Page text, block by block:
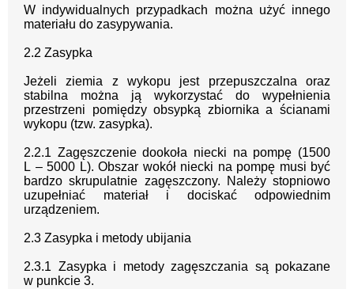
W indywidualnych przypadkach można użyć innego
materiału do zasypywania.
2.2 Zasypka
Jeżeli ziemia z wykopu jest przepuszczalna oraz
stabilna można ją wykorzystać do wypełnienia
przestrzeni pomiędzy obsypką zbiornika a ścianami
wykopu (tzw. zasypka).
2.2.1 Zagęszczenie dookoła niecki na pompę (1500
L – 5000 L). Obszar wokół niecki na pompę musi być
bardzo skrupulatnie zagęszczony. Należy stopniowo
uzupełniać materiał i dociskać odpowiednim
urządzeniem.
2.3 Zasypka i metody ubijania
2.3.1 Zasypka i metody zagęszczania są pokazane
w punkcie 3.